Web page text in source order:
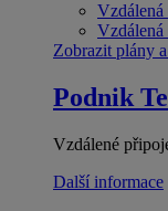
Vzdálená
Vzdálená
Zobrazit plány
Podnik
Vzdálené
Další informace